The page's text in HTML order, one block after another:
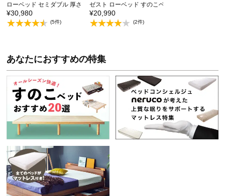
ローベッド セミダブル 厚さ15cmポケットコイルマッ…
¥30,980
(5件)
ゼスト ローベッド すのこベッド セミダブル ベ
¥20,990
(2件)
あなたにおすすめの特集